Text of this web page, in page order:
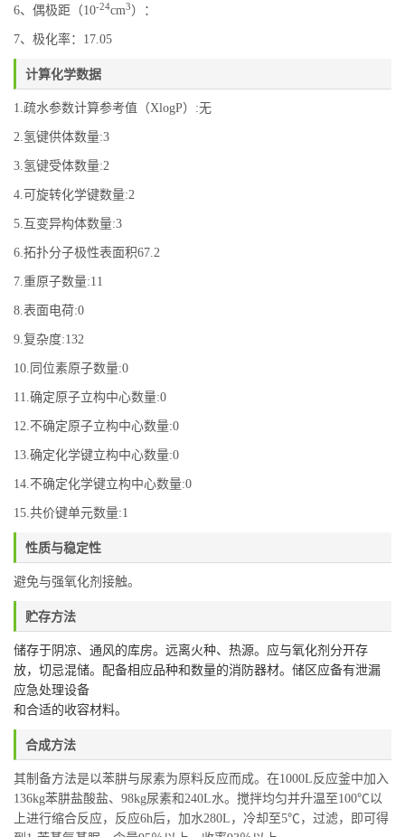
6、偶极距（10-24cm3）：
7、极化率：17.05
计算化学数据
1.疏水参数计算参考值（XlogP）:无
2.氢键供体数量:3
3.氢键受体数量:2
4.可旋转化学键数量:2
5.互变异构体数量:3
6.拓扑分子极性表面积67.2
7.重原子数量:11
8.表面电荷:0
9.复杂度:132
10.同位素原子数量:0
11.确定原子立构中心数量:0
12.不确定原子立构中心数量:0
13.确定化学键立构中心数量:0
14.不确定化学键立构中心数量:0
15.共价键单元数量:1
性质与稳定性
避免与强氧化剂接触。
贮存方法
储存于阴凉、通风的库房。远离火种、热源。应与氧化剂分开存
放，切忌混储。配备相应品种和数量的消防器材。储区应备有泄漏
应急处理设备
和合适的收容材料。
合成方法
其制备方法是以苯肼与尿素为原料反应而成。在1000L反应釜中加入
136kg苯肼盐酸盐、98kg尿素和240L水。搅拌均匀并升温至100℃以
上进行缩合反应，反应6h后，加水280L，冷却至5℃，过滤，即可得